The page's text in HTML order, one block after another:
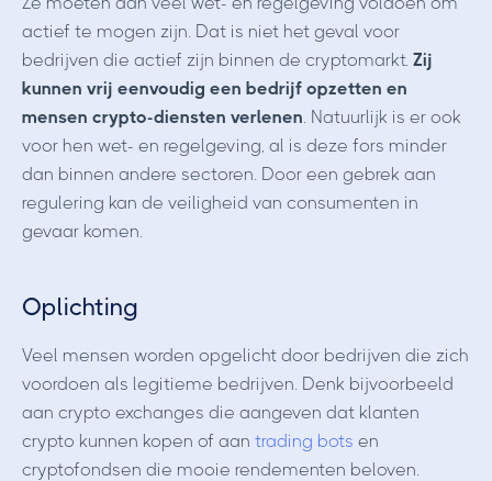
actief te mogen zijn. Dat is niet het geval voor
bedrijven die actief zijn binnen de cryptomarkt. Zij
kunnen vrij eenvoudig een bedrijf opzetten en
mensen crypto-diensten verlenen. Natuurlijk is er ook
voor hen wet- en regelgeving, al is deze fors minder
dan binnen andere sectoren. Door een gebrek aan
regulering kan de veiligheid van consumenten in
gevaar komen.
Oplichting
Veel mensen worden opgelicht door bedrijven die zich
voordoen als legitieme bedrijven. Denk bijvoorbeeld
aan crypto exchanges die aangeven dat klanten
crypto kunnen kopen of aan trading bots en
cryptofondsen die mooie rendementen beloven.